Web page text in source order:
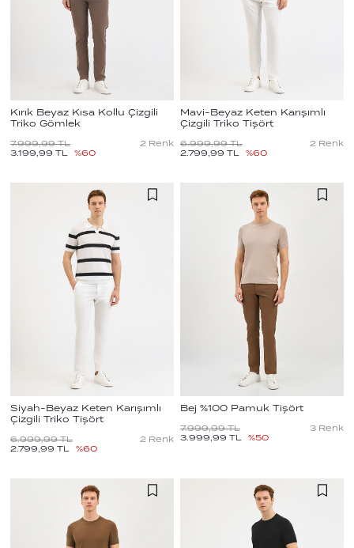
Kırık Beyaz Kısa Kollu Çizgili
Triko Gömlek
7.999,99 TL
3.199,99 TL %60
2 Renk
Mavi-Beyaz Keten Karışımlı
Çizgili Triko Tişört
6.999,99 TL
2.799,99 TL %60
2 Renk
Siyah-Beyaz Keten Karışımlı
Çizgili Triko Tişört
6.999,99 TL
2.799,99 TL %60
2 Renk
Bej %100 Pamuk Tişört
7.999,99 TL
3.999,99 TL %50
3 Renk